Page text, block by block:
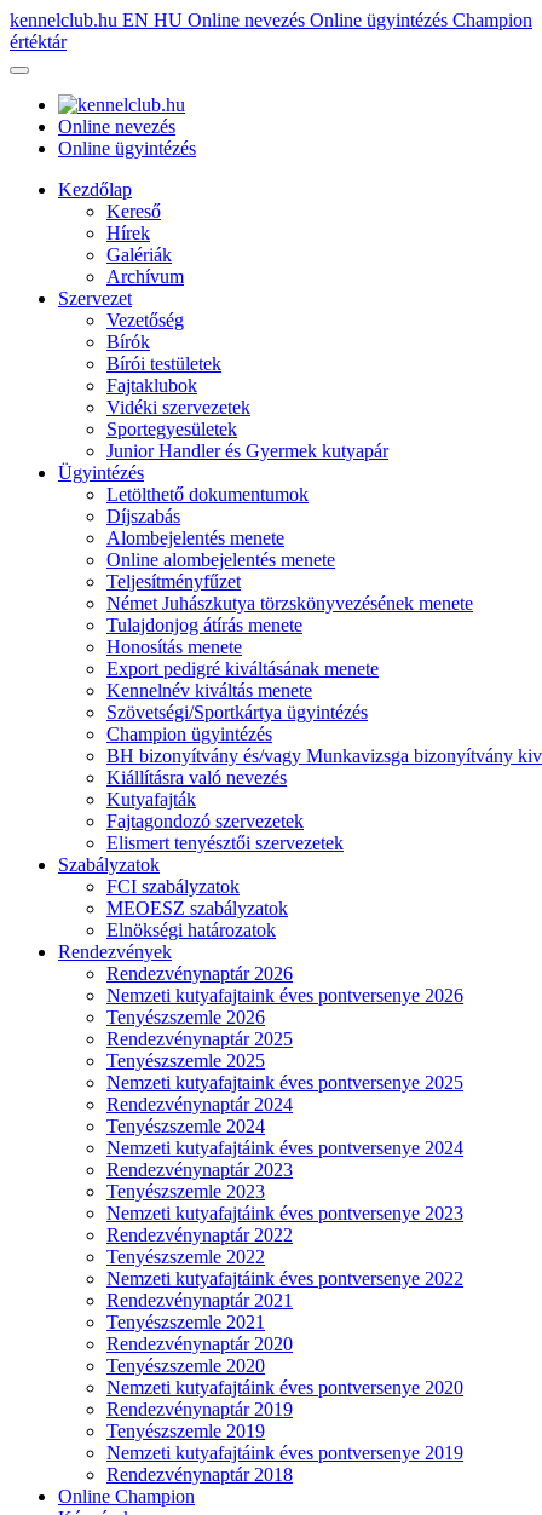
kennelclub.hu EN HU Online nevezés Online ügyintézés Champion
értéktár
Online nevezés
Online ügyintézés
Kezdőlap
Kereső
Hírek
Galériák
Archívum
Szervezet
Vezetőség
Bírók
Bírói testületek
Fajtaklubok
Vidéki szervezetek
Sportegyesületek
Junior Handler és Gyermek kutyapár
Ügyintézés
Letölthető dokumentumok
Díjszabás
Alombejelentés menete
Online alombejelentés menete
Teljesítményfűzet
Német Juhászkutya törzskönyvezésének menete
Tulajdonjog átírás menete
Honosítás menete
Export pedigré kiváltásának menete
Kennelnév kiváltás menete
Szövetségi/Sportkártya ügyintézés
Champion ügyintézés
BH bizonyítvány és/vagy Munkavizsga bizonyítvány
Kiállításra való nevezés
Kutyafajták
Fajtagondozó szervezetek
Elismert tenyésztői szervezetek
Szabályzatok
FCI szabályzatok
MEOESZ szabályzatok
Elnökségi határozatok
Rendezvények
Rendezvénynaptár 2026
Nemzeti kutyafajtaink éves pontversenye 2026
Tenyészszemle 2026
Rendezvénynaptár 2025
Tenyészszemle 2025
Nemzeti kutyafajtaink éves pontversenye 2025
Rendezvénynaptár 2024
Tenyészszemle 2024
Nemzeti kutyafajtáink éves pontversenye 2024
Rendezvénynaptár 2023
Tenyészszemle 2023
Nemzeti kutyafajtáink éves pontversenye 2023
Rendezvénynaptár 2022
Tenyészszemle 2022
Nemzeti kutyafajtáink éves pontversenye 2022
Rendezvénynaptár 2021
Tenyészszemle 2021
Rendezvénynaptár 2020
Tenyészszemle 2020
Nemzeti kutyafajtáink éves pontversenye 2020
Rendezvénynaptár 2019
Tenyészszemle 2019
Nemzeti kutyafajtáink éves pontversenye 2019
Rendezvénynaptár 2018
Online Champion